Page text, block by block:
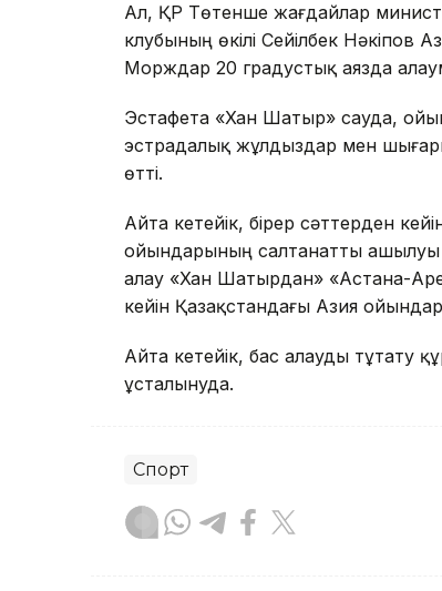
Ал, ҚР Төтенше жағдайлар
клубының өкілі Сейілбек Нәкіпов
Морждар 20 градустық аязда
Эстафета «Хан Шатыр» сауда,
эстрадалық жұлдыздар мен
өтті.
Айта кетейік, бірер сәттерден
ойындарының салтанатты ашылуы
алау «Хан Шатырдан» «Астана-
кейін Қазақстандағы Азия
Айта кетейік, бас алауды тұтату
ұсталынуда.
Спорт